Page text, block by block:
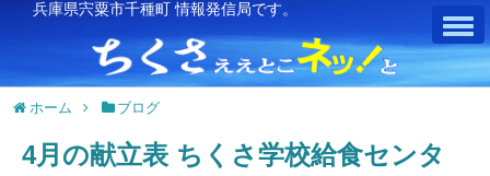
兵庫県宍粟市千種町 情報発信局です。
ホーム ブログ
4月の献立表 ちくさ学校給食センタ